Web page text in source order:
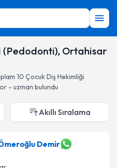
(Pedodonti), Ortahisar
10 Çocuk Diş Hekimliği
- uzman bulundu
Akıllı Sıralama
Demir